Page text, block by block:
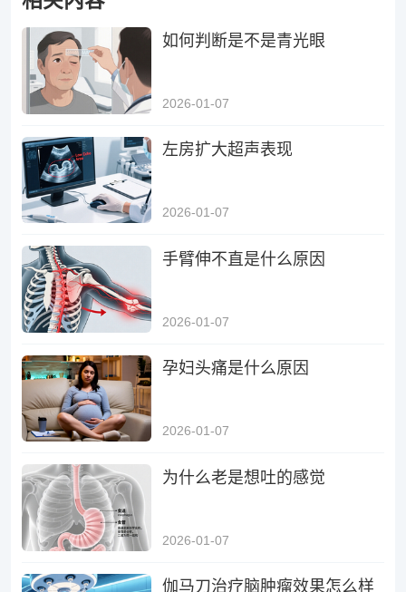
如何判断是不是青光眼
2026-01-07
左房扩大超声表现
2026-01-07
手臂伸不直是什么原因
2026-01-07
孕妇头痛是什么原因
2026-01-07
为什么老是想吐的感觉
2026-01-07
伽马刀治疗脑肿瘤效果怎么样